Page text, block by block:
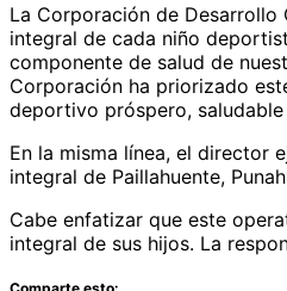
La Corporación de
integral de cada niño
componente de salud de
Corporación ha priorizado
deportivo próspero,
En la misma línea, el director
integral de Paillahuente,
Cabe enfatizar que este
integral de sus hijos. La